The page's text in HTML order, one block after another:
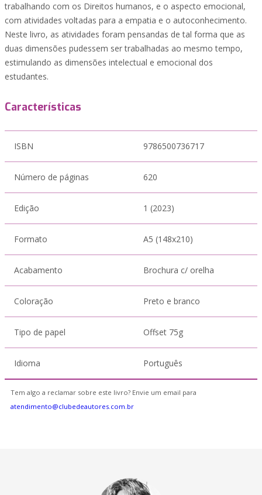
trabalhando com os Direitos humanos, e o aspecto emocional,
com atividades voltadas para a empatia e o autoconhecimento.
Neste livro, as atividades foram pensandas de tal forma que as
duas dimensões pudessem ser trabalhadas ao mesmo tempo,
estimulando as dimensões intelectual e emocional dos
estudantes.
Características
ISBN 9786500736717
Número de páginas 620
Edição 1 (2023)
Formato A5 (148x210)
Acabamento Brochura c/ orelha
Coloração Preto e branco
Tipo de papel Offset 75g
Idioma Português
Tem algo a reclamar sobre este livro? Envie um email para
atendimento@clubedeautores.com.br